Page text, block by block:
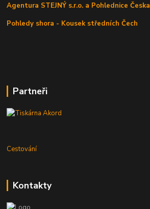
Agentura STEJNÝ s.r.o. a Pohlednice Česka
Pohledy shora - Kousek středních Čech
Partneři
Cestování
Kontakty